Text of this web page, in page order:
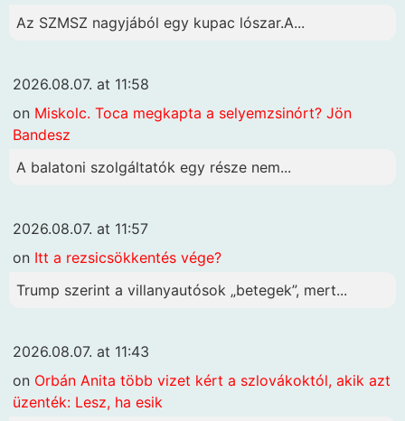
Az SZMSZ nagyjából egy kupac lószar.A...
2026.08.07. at 11:58
on Miskolc. Toca megkapta a selyemzsinórt? Jön
Bandesz
A balatoni szolgáltatók egy része nem...
2026.08.07. at 11:57
on Itt a rezsicsökkentés vége?
Trump szerint a villanyautósok „betegek”, mert...
2026.08.07. at 11:43
on Orbán Anita több vizet kért a szlovákoktól, akik azt
üzenték: Lesz, ha esik